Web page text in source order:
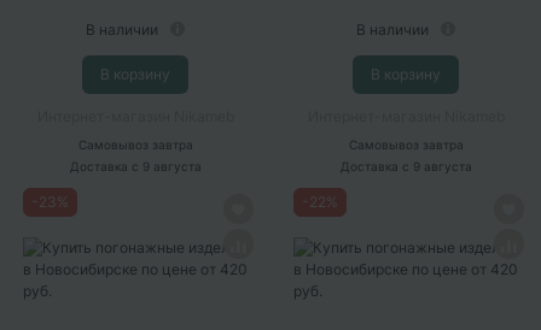
В наличии
В корзину
Самовывоз завтра
Доставка с 9 августа
В наличии
В корзину
Самовывоз завтра
Доставка с 9 августа
23 % 22%